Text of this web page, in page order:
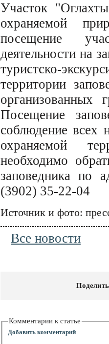
Участок
охраняемой
посещение
деятельности на
туристско-
территории
организованных
Посещение
соблюдение всех
охраняемой
необходимо
заповедника по
(3902) 35-22-04
Источник и фото:
Все новости
Комментарии к статье
Добавить комментарий